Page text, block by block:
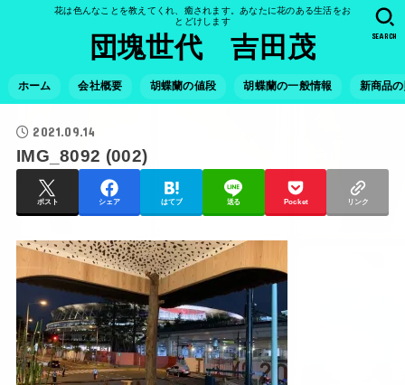
花は色んなことを教えてくれ、癒されます。あなたに花のある生活をお
とどけします
団塊世代 吉田茂
ホーム 会社概要 胡蝶蘭の値段 胡蝶蘭の一般情報 新商品
SEARCH
2021.09.14
IMG_8092 (002)
ポスト シェア はてブ 送る Pocket リンク